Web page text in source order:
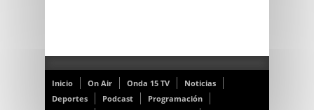
Inicio On Air Onda 15 TV
Noticias
Deportes
Podcast
Programación